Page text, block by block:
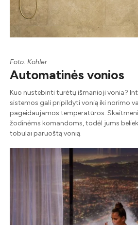
Foto: Kohler
Automatinės vonios
Kuo nustebinti turėtų išmanioji vonia?
sistemos gali pripildyti vonią iki norimo
pageidaujamos temperatūros.
žodinėms komandoms, todėl jums
tobulai paruoštą vonią.